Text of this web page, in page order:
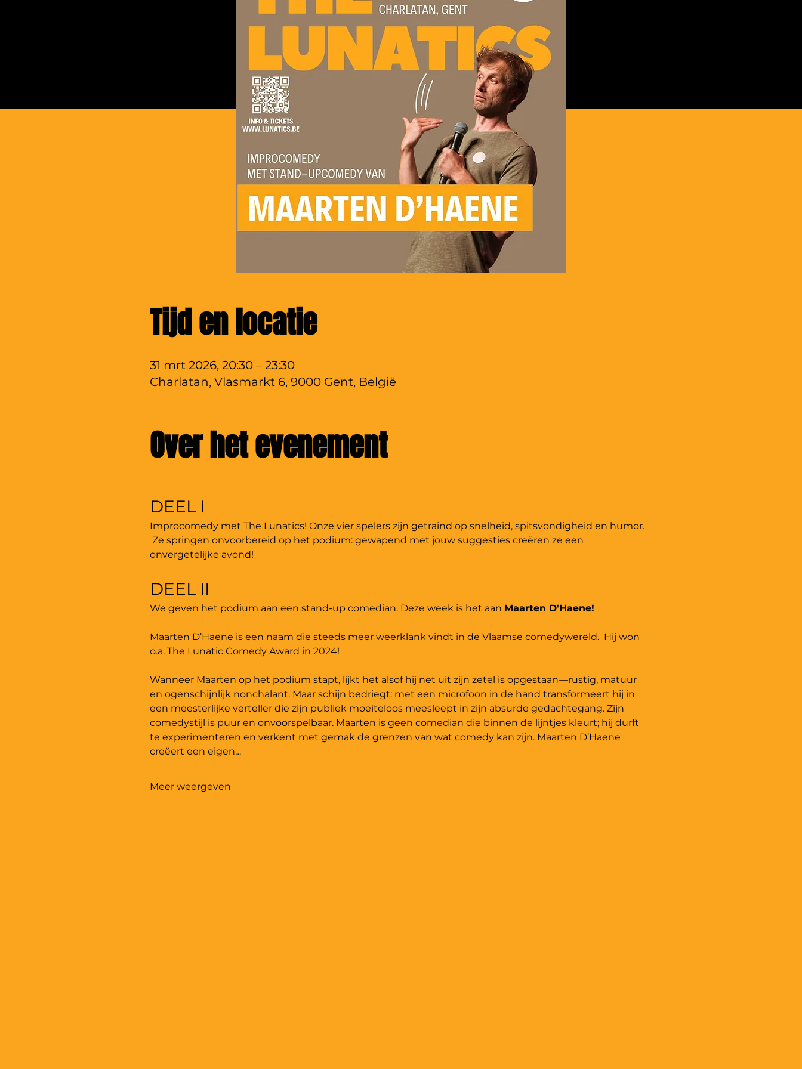
Tijd en locatie
31 mrt 2026, 20:30 – 23:30
Charlatan, Vlasmarkt 6, 9000 Gent, België
Over het evenement
DEEL I
Improcomedy met The Lunatics! Onze vier spelers zijn getraind op snelheid, spitsvondigheid en humor.
Ze springen onvoorbereid op het podium: gewapend met jouw suggesties creëren ze een
onvergetelijke avond!
DEEL II
We geven het podium aan een stand-up comedian. Deze week is het aan Maarten D'Haene!
Maarten D’Haene is een naam die steeds meer weerklank vindt in de Vlaamse comedywereld.  Hij won
o.a. The Lunatic Comedy Award in 2024!
Wanneer Maarten op het podium stapt, lijkt het alsof hij net uit zijn zetel is opgestaan—rustig, matuur
en ogenschijnlijk nonchalant. Maar schijn bedriegt: met een microfoon in de hand transformeert hij in
een meesterlijke verteller die zijn publiek moeiteloos meesleept in zijn absurde gedachtegang. Zijn
comedystijl is puur en onvoorspelbaar. Maarten is geen comedian die binnen de lijntjes kleurt; hij durft
te experimenteren en verkent met gemak de grenzen van wat comedy kan zijn. Maarten D’Haene
creëert een eigen…
Meer weergeven